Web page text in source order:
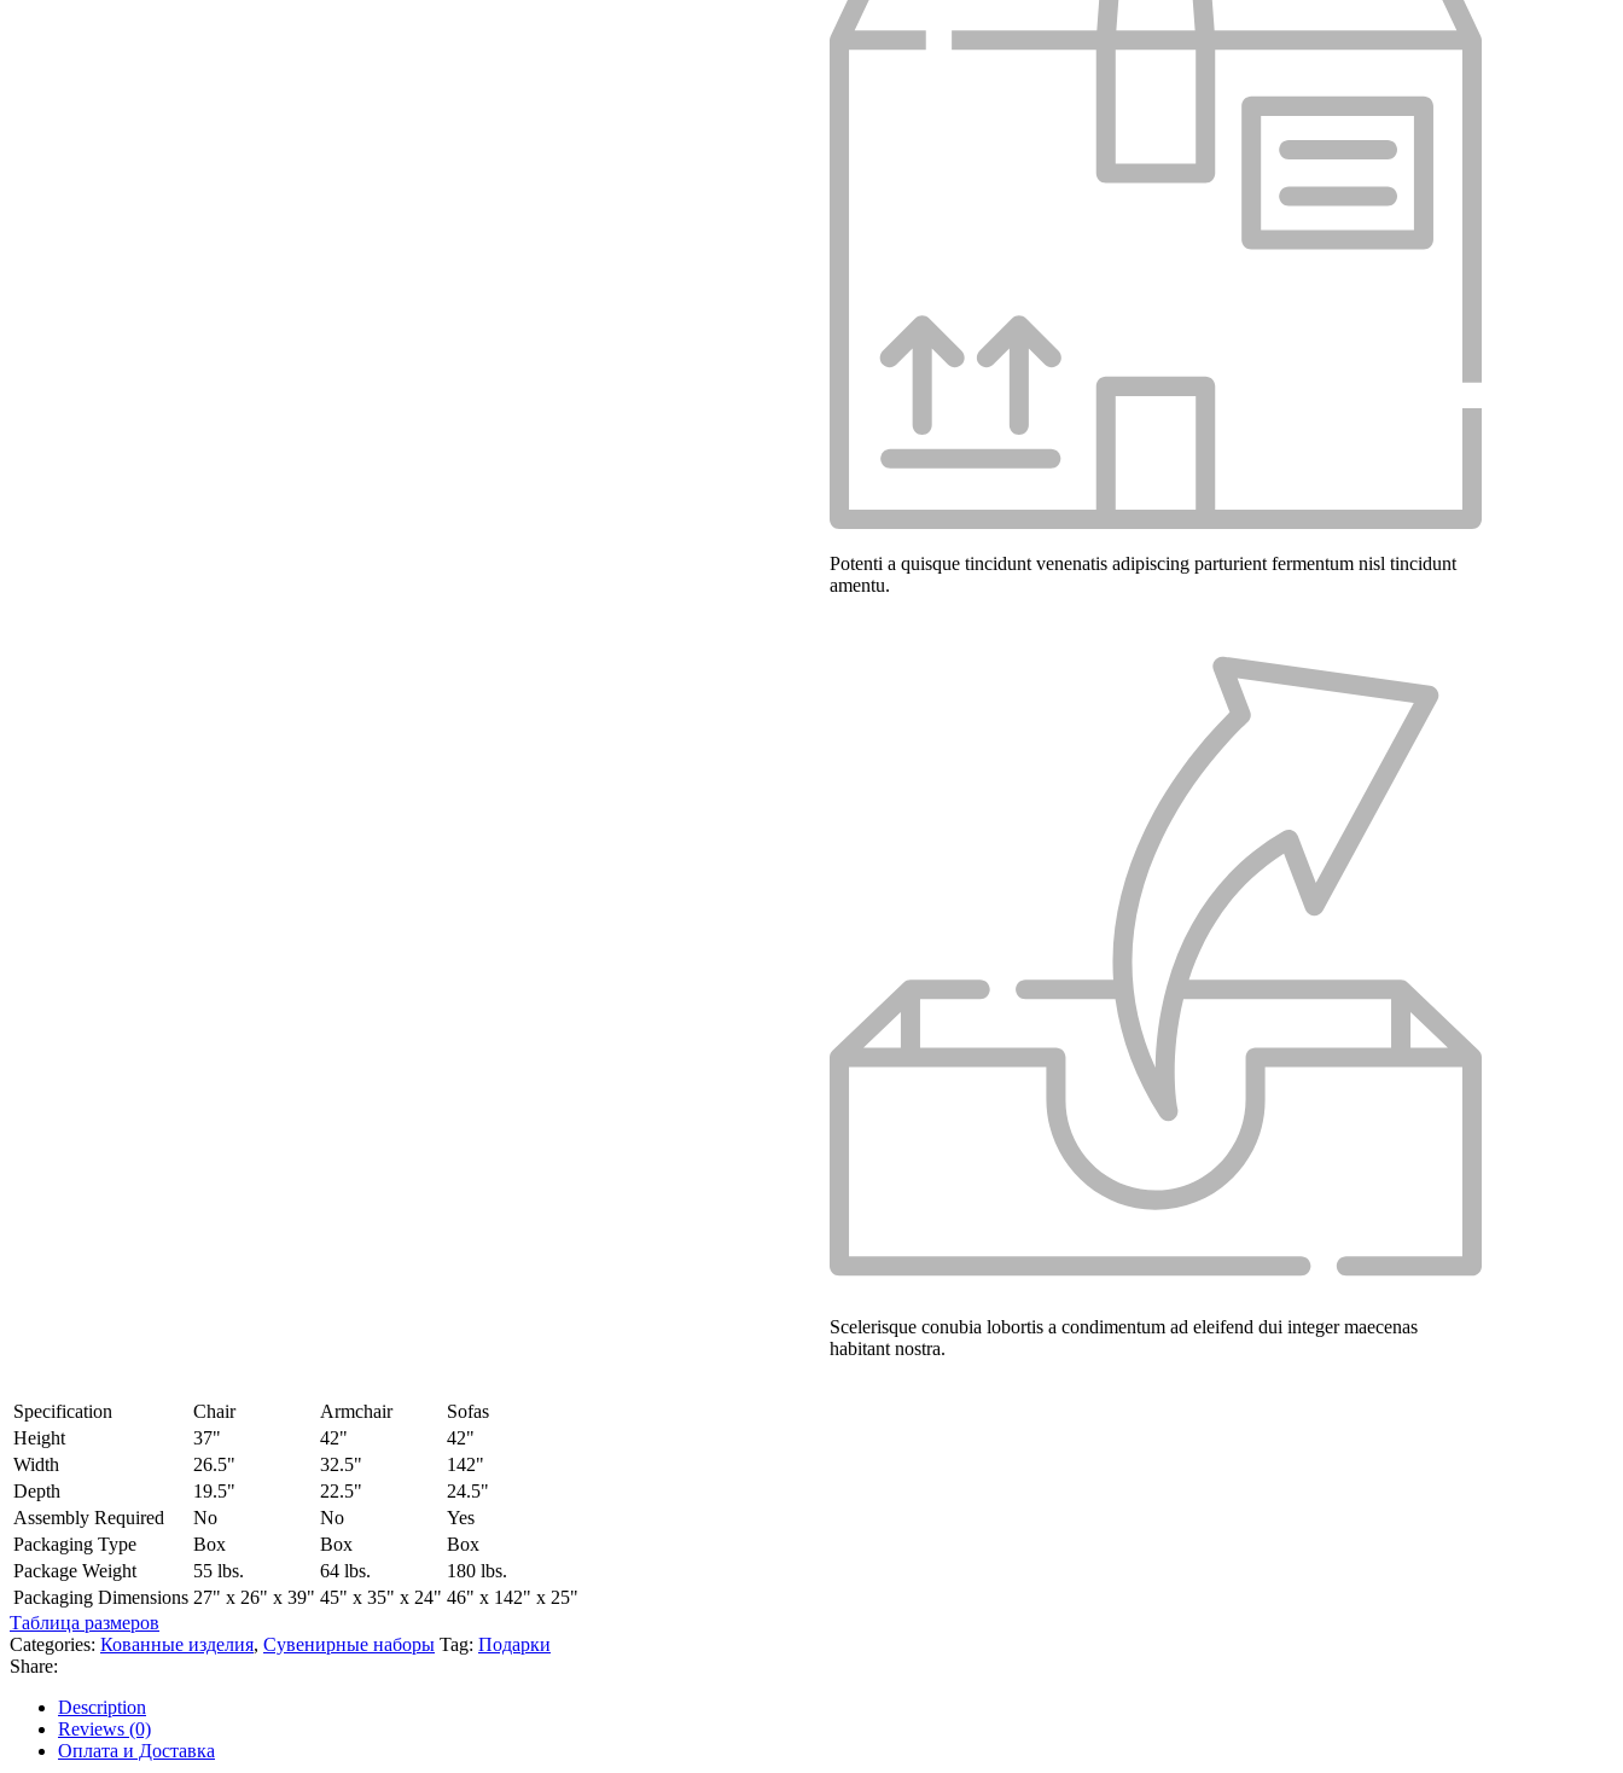
Potenti a quisque tincidunt venenatis adipiscing parturient fermentum nisl tincidunt
amentu.
Scelerisque conubia lobortis a condimentum ad eleifend dui integer maecenas
habitant nostra.
Specification Chair Armchair
Sofas
Height
37" 42"
42"
Width
26.5" 32.5"
142"
Depth
19.5" 22.5"
24.5"
Assembly Required
No No
Yes
Packaging Type
Box Box
Box
Package Weight
55 lbs. 64 lbs.
180 lbs.
Packaging Dimensions 27" x 26" x 39" 45" x 35" x 24" 46" x 142" x 25"
Таблица размеров
Categories: Кованные изделия, Сувенирные наборы Tag: Подарки
Share:
Description
Reviews (0)
Оплата и Доставка